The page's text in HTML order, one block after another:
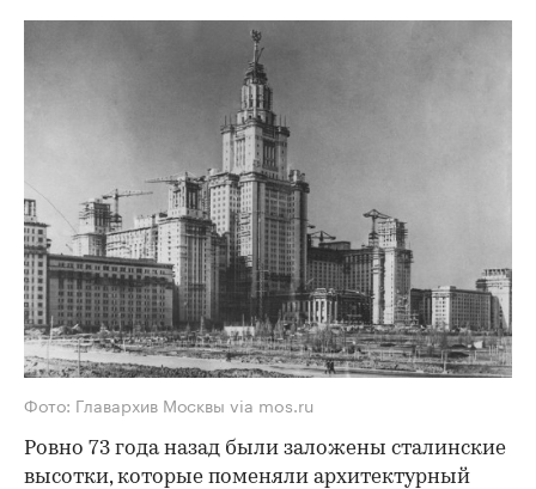
Фото: Главархив Москвы via mos.ru
Ровно 73 года назад были заложены сталинские
высотки, которые поменяли архитектурный